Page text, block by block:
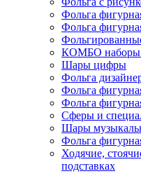
Фольга
Фольга
КОМБО наборы
Шары цифры
Фольга
Фольга
Фольга
Сферы и
Шары
Фольга
Ходячие,
подставках